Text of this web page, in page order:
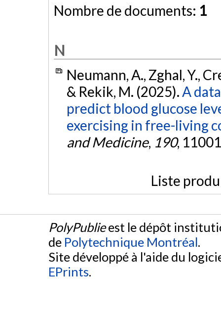
Nombre de documents: 1
N
Neumann, A., Zghal, Y.,
& Rekik, M. (2025).A
predict blood glucose
exercising in free-living
and Medicine, 190,
Liste
PolyPublieest le dépôt
de Polytechnique Montréal.
Site développé à l'aide du
EPrints.